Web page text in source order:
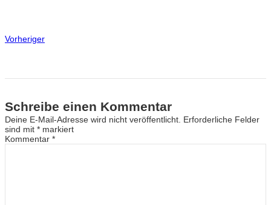
Vorheriger
Schreibe einen Kommentar
Deine E-Mail-Adresse wird nicht veröffentlicht. Erforderliche Felder
sind mit * markiert
Kommentar *